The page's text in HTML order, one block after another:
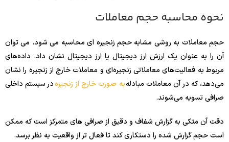
نحوه محاسبه حجم معاملات
حجم معاملات به روشی مشابه حجم زنجیره ای محاسبه می شود. می توان
آن را به عنوان یک ارزش ارز دیجیتال یا ارز دیجیتال نشان داد. داده‌های
مربوط به فعالیت‌های معاملاتی زنجیره‌ای و معاملات خارج از زنجیره را نشان
می‌دهد، که در آن معاملات مبادلهبه صورت خارج از زنجیرهدر سیستم داخلی
صرافی تسویه می‌شوند.
دقت آن متکی به گزارش شفاف و دقیق از صرافی های متمرکز است که ممکن
است حجم گزارش شده را دستکاری کند تا فعال تر از واقعیت به نظر برسد.